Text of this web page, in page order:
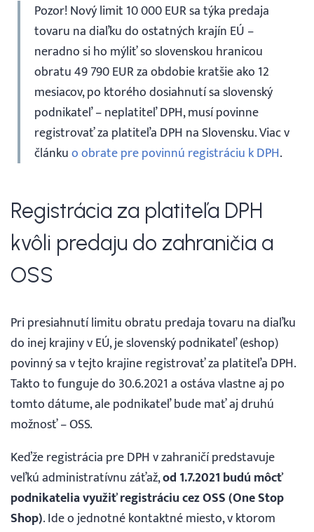
Pozor! Nový limit 10 000 EUR sa týka predaja
tovaru na diaľku do ostatných krajín EÚ –
neradno si ho mýliť so slovenskou hranicou
obratu 49 790 EUR za obdobie kratšie ako 12
mesiacov, po ktorého dosiahnutí sa slovenský
podnikateľ – neplatiteľ DPH, musí povinne
registrovať za platiteľa DPH na Slovensku. Viac v
článkuo obrate pre povinnú registráciu k DPH.
Registrácia za platiteľa DPH
kvôli predaju do zahraničia a
OSS
Pri presiahnutí limitu obratu predaja tovaru na diaľku
do inej krajiny v EÚ, je slovenský podnikateľ (eshop)
povinný sa v tejto krajine registrovať za platiteľa DPH.
Takto to funguje do 30.6.2021 a ostáva vlastne aj po
tomto dátume, ale podnikateľ bude mať aj druhú
možnosť – OSS.
Keďže registrácia pre DPH v zahraničí predstavuje
veľkú administratívnu záťaž,od 1.7.2021 budú môcť
podnikatelia využiť registráciu cez OSS (One Stop
Shop). Ide o jednotné kontaktné miesto, v ktorom